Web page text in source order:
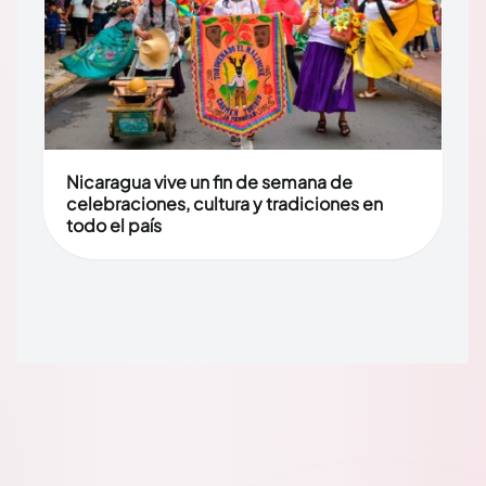
Nicaragua vive un fin de semana de
celebraciones, cultura y tradiciones en
todo el país